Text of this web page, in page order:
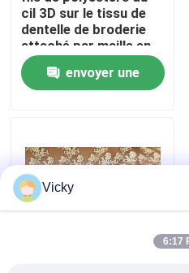
Contrôle de qualité
Contactez-nous
Exhibition Information
tissu brodé de dentelle
cil 3D sur le tissu de
dentelle de broderie
attaché par maille en
nylon pour nuptiale
envoyer une
Vicky
6:17